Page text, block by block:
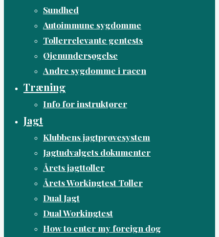
Sundhed
Autoimmune sygdomme
Tollerrelevante gentests
Øjenundersøgelse
Andre sygdomme i racen
Træning
Info for instruktører
Jagt
Klubbens jagtprøvesystem
Jagtudvalgets dokumenter
Årets jagttoller
Årets Workingtest Toller
Dual Jagt
Dual Workingtest
How to enter my foreign dog